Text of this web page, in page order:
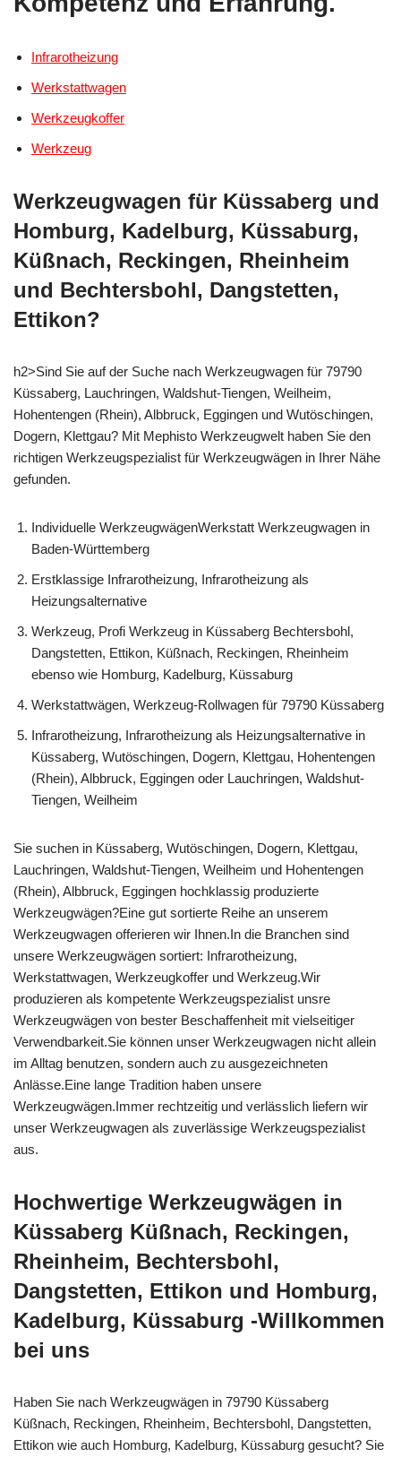
Infrarotheizung
Werkstattwagen
Werkzeugkoffer
Werkzeug
Werkzeugwagen für Küssaberg und
Homburg, Kadelburg, Küssaburg,
Küßnach, Reckingen, Rheinheim
und Bechtersbohl, Dangstetten,
Ettikon?
h2>Sind Sie auf der Suche nach Werkzeugwagen für 79790
Küssaberg, Lauchringen, Waldshut-Tiengen, Weilheim,
Hohentengen (Rhein), Albbruck, Eggingen und Wutöschingen,
Dogern, Klettgau? Mit Mephisto Werkzeugwelt haben Sie den
richtigen Werkzeugspezialist für Werkzeugwägen in Ihrer Nähe
gefunden.
Individuelle WerkzeugwägenWerkstatt Werkzeugwagen in
Baden-Württemberg
Erstklassige Infrarotheizung, Infrarotheizung als
Heizungsalternative
Werkzeug, Profi Werkzeug in Küssaberg Bechtersbohl,
Dangstetten, Ettikon, Küßnach, Reckingen, Rheinheim
ebenso wie Homburg, Kadelburg, Küssaburg
Werkstattwägen, Werkzeug-Rollwagen für 79790 Küssaberg
Infrarotheizung, Infrarotheizung als Heizungsalternative in
Küssaberg, Wutöschingen, Dogern, Klettgau, Hohentengen
(Rhein), Albbruck, Eggingen oder Lauchringen, Waldshut-
Tiengen, Weilheim
Sie suchen in Küssaberg, Wutöschingen, Dogern, Klettgau,
Lauchringen, Waldshut-Tiengen, Weilheim und Hohentengen
(Rhein), Albbruck, Eggingen hochklassig produzierte
Werkzeugwägen?Eine gut sortierte Reihe an unserem
Werkzeugwagen offerieren wir Ihnen.In die Branchen sind
unsere Werkzeugwägen sortiert: Infrarotheizung,
Werkstattwagen, Werkzeugkoffer und Werkzeug.Wir
produzieren als kompetente Werkzeugspezialist unsre
Werkzeugwägen von bester Beschaffenheit mit vielseitiger
Verwendbarkeit.Sie können unser Werkzeugwagen nicht allein
im Alltag benutzen, sondern auch zu ausgezeichneten
Anlässe.Eine lange Tradition haben unsere
Werkzeugwägen.Immer rechtzeitig und verlässlich liefern wir
unser Werkzeugwagen als zuverlässige Werkzeugspezialist
aus.
Hochwertige Werkzeugwägen in
Küssaberg Küßnach, Reckingen,
Rheinheim, Bechtersbohl,
Dangstetten, Ettikon und Homburg,
Kadelburg, Küssaburg -Willkommen
bei uns
Haben Sie nach Werkzeugwägen in 79790 Küssaberg
Küßnach, Reckingen, Rheinheim, Bechtersbohl, Dangstetten,
Ettikon wie auch Homburg, Kadelburg, Küssaburg gesucht? Sie